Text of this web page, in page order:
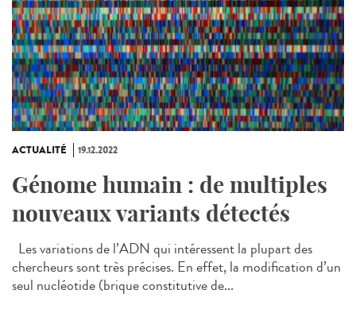
ACTUALITÉ 19.12.2022
Génome humain : de multiples
nouveaux variants détectés
Les variations de l’ADN qui intéressent la plupart des
chercheurs sont très précises. En effet, la modification d’un
seul nucléotide (brique constitutive de...